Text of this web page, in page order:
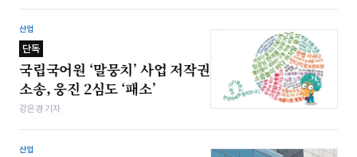
산업
단독
국립국어원 ‘말뭉치’ 사업 저작권
소송, 웅진 2심도 ‘패소’
강은경 기자
산업